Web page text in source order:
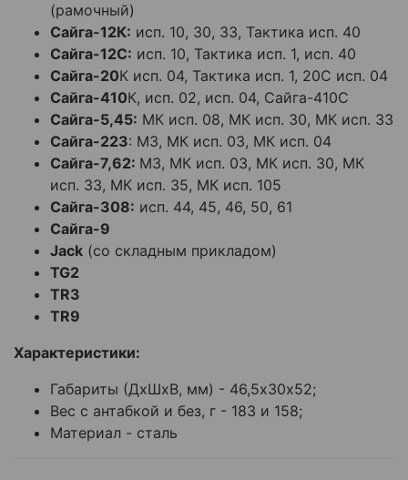
(рамочный)
Сайга-12К: исп. 10, 30, 33, Тактика исп. 40
Сайга-12С: исп. 10, Тактика исп. 1, исп. 40
Сайга-20К исп. 04, Тактика исп. 1, 20С исп. 04
Сайга-410К, исп. 02, исп. 04, Сайга-410С
Сайга-5,45: МК исп. 08, МК исп. 30, МК исп. 33
Сайга-223: М3, МК исп. 03, МК исп. 04
Сайга-7,62: М3, МК исп. 03, МК исп. 30, МК
исп. 33, МК исп. 35, МК исп. 105
Сайга-308: исп. 44, 45, 46, 50, 61
Сайга-9
Jack (со складным прикладом)
TG2
TR3
TR9
Характеристики:
Габариты (ДхШхВ, мм) - 46,5х30х52;
Вес с антабкой и без, г - 183 и 158;
Материал - сталь